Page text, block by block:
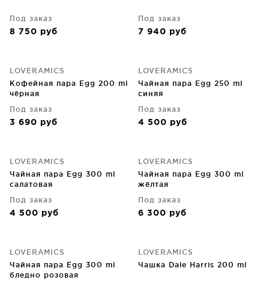
Под заказ
8 750 руб
Под заказ
7 940 руб
LOVERAMICS
Кофейная пара Egg 200 ml
чёрная
Под заказ
3 690 руб
LOVERAMICS
Чайная пара Egg 250 ml
синяя
Под заказ
4 500 руб
LOVERAMICS
Чайная пара Egg 300 ml
салатовая
Под заказ
4 500 руб
LOVERAMICS
Чайная пара Egg 300 ml
жёлтая
Под заказ
6 300 руб
LOVERAMICS
Чайная пара Egg 300 ml
бледно розовая
LOVERAMICS
Чашка Dale Harris 200 ml